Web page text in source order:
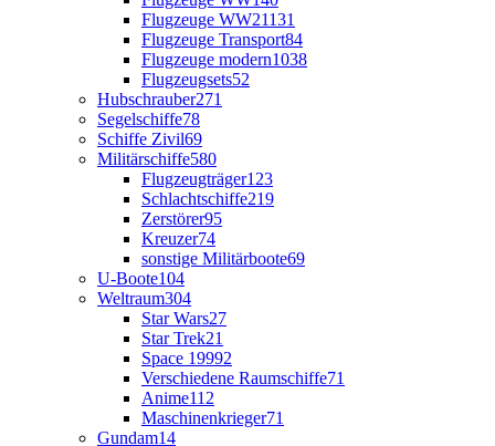
Flugzeuge WW21131
Flugzeuge Transport84
Flugzeuge modern1038
Flugzeugsets52
Hubschrauber271
Segelschiffe78
Schiffe Zivil69
Militärschiffe580
Flugzeugträger123
Schlachtschiffe219
Zerstörer95
Kreuzer74
sonstige Militärboote69
U-Boote104
Weltraum304
Star Wars27
Star Trek21
Space 19992
Verschiedene Raumschiffe71
Anime112
Maschinenkrieger71
Gundam14